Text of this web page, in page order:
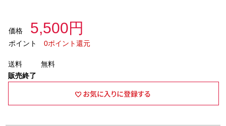
価格 5,500円
ポイント 0ポイント還元
送料
無料
販売終了